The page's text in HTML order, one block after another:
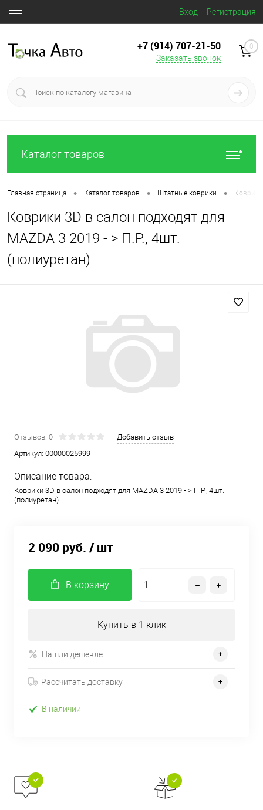
Вход Регистрация
+7 (914) 707‒21‒50
Заказать звонок
0
Каталог товаров
Главная страница • Каталог товаров • Штатные коврики •
Коврики 3D в салон подходят для
MAZDA 3 2019 - > П.Р., 4шт.
(полиуретан)
Отзывов: 0
Добавить отзыв
Артикул: 00000025999
Описание товара:
Коврики 3D в салон подходят для MAZDA 3 2019 - > П.Р., 4шт.
(полиуретан)
2 090 руб. / шт
В корзину
Купить в 1 клик
Нашли дешевле
Рассчитать доставку
В наличии